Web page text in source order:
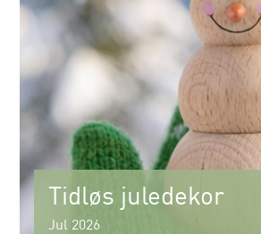
Tidløs juledekor
Jul 2026